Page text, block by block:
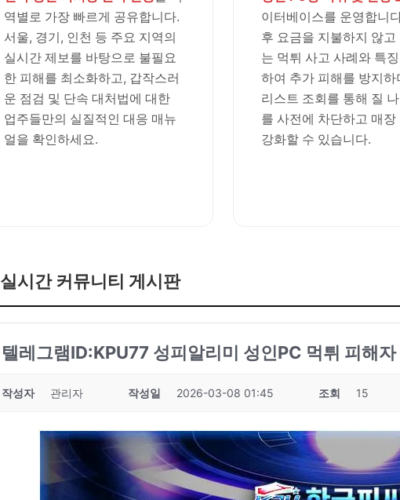
역별로 가장 빠르게 공유합니다.
서울, 경기, 인천 등 주요 지역의
실시간 제보를 바탕으로 불필요
한 피해를 최소화하고, 갑작스러
운 점검 및 단속 대처법에 대한
업주들만의 실질적인 대응 매뉴
얼을 확인하세요.
이터베이스를 운영합니
후 요금을 지불하지 않고
는 먹튀 사고 사례와 특
하여 추가 피해를 방지하
리스트 조회를 통해 질
를 사전에 차단하고 매장
강화할 수 있습니다.
실시간 커뮤니티 게시판
텔레그램ID:KPU77 성피알리미 성인PC 먹튀 피해
작성자 관리자 작성일 2026-03-08 01:45 조회 15